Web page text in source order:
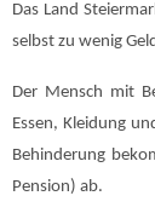
Das Land
selbst zu wenig
Der Mensch mit
Essen, Kleidung
Behinderung
Pension) ab.